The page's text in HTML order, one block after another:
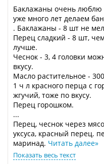
Баклажаны очень люблю
уже много лет делаем
. Баклажаны - 8 шт не
Перец сладкий - 8 шт,
лучше.
Чеснок - 3, 4 головки
вкусу.
Масло растительное -
1 ч л красного перца с
жгучий, тоже по вкусу.
Перец горошком.
...
Перец, чеснок через
уксуса, красный перец.
маринад. Читать далее»
Показать весь текст